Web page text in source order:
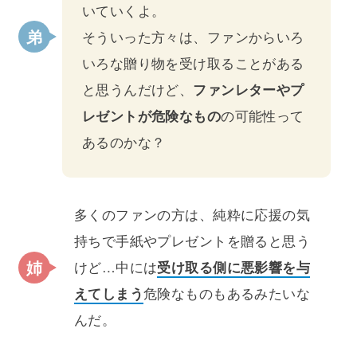
いていくよ。
そういった方々は、ファンからいろ
いろな贈り物を受け取ることがある
と思うんだけど、 ファンレターやプ
レゼントが危険なものの可能性って
あるのかな？
多くのファンの方は、純粋に応援の気
持ちで手紙やプレゼントを贈ると思う
けど…中には受け取る側に悪影響を与
えてしまう危険なものもあるみたいな
んだ。